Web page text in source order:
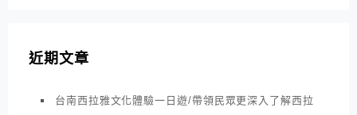
近期文章
台南西拉雅文化體驗一日遊/帶領民眾更深入了解西拉